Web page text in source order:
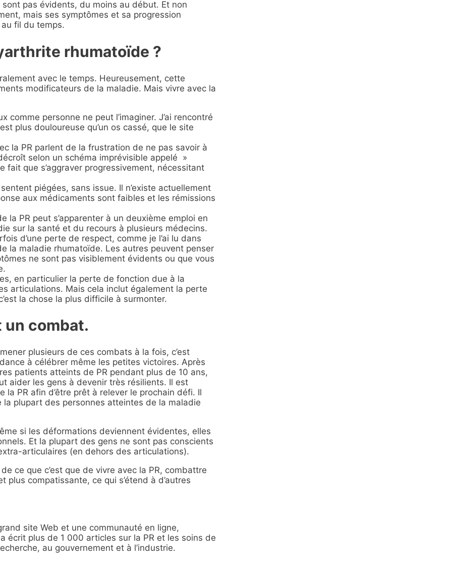
pas évidents, du moins au début. Et non
mais ses symptômes et sa progression
fil du temps.
rhumatoïde ?
avec le temps. Heureusement, cette
modificateurs de la maladie. Mais vivre avec la
personne ne peut l’imaginer. J’ai rencontré
plus douloureuse qu’un os cassé, que le site
la PR parlent de la frustration de ne pas savoir à
selon un schéma imprévisible appelé »
fait que s’aggraver progressivement, nécessitant
piégées, sans issue. Il n’existe actuellement
aux médicaments sont faibles et les rémissions
la PR peut s’apparenter à un deuxième emploi en
sur la santé et du recours à plusieurs médecins.
d’une perte de respect, comme je l’ai lu dans
la maladie rhumatoïde. Les autres peuvent penser
ne sont pas visiblement évidents ou que vous
en particulier la perte de fonction due à la
articulations. Mais cela inclut également la perte
la chose la plus difficile à surmonter.
un combat.
plusieurs de ces combats à la fois, c’est
à célébrer même les petites victoires. Après
patients atteints de PR pendant plus de 10 ans,
aider les gens à devenir très résilients. Il est
PR afin d’être prêt à relever le prochain défi. Il
la plupart des personnes atteintes de la maladie
si les déformations deviennent évidentes, elles
Et la plupart des gens ne sont pas conscients
articulaires (en dehors des articulations).
ce que c’est que de vivre avec la PR, combattre
compatissante, ce qui s’étend à d’autres
site Web et une communauté en ligne,
écrit plus de 1 000 articles sur la PR et les soins de
au gouvernement et à l’industrie.